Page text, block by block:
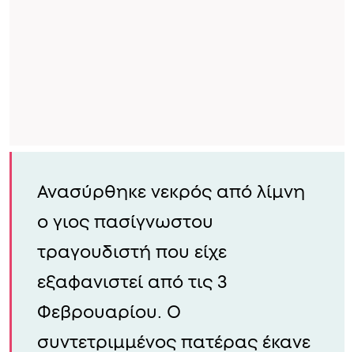
Ανασύρθηκε νεκρός από λίμνη
ο γιος πασίγνωστου
τραγουδιστή που είχε
εξαφανιστεί από τις 3
Φεβρουαρίου. Ο
συντετριμμένος πατέρας έκανε